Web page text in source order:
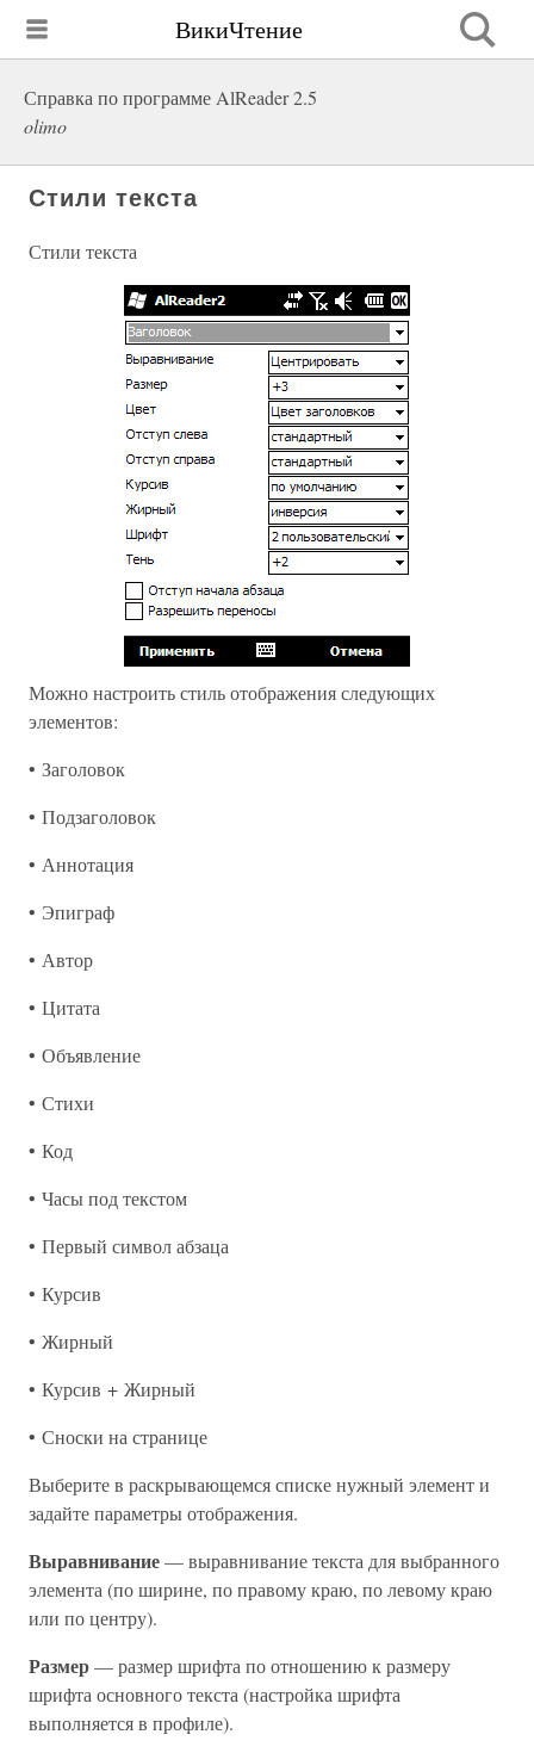
ВикиЧтение
Справка по программе AlReader 2.5
olimo
Стили текста
Стили текста
Можно настроить стиль отображения следующих
элементов:
• Заголовок
• Подзаголовок
• Аннотация
• Эпиграф
• Автор
• Цитата
• Объявление
• Стихи
• Код
• Часы под текстом
• Первый символ абзаца
• Курсив
• Жирный
• Курсив + Жирный
• Сноски на странице
Выберите в раскрывающемся списке нужный элемент и
задайте параметры отображения.
Выравнивание— выравнивание текста для выбранного
элемента (по ширине, по правому краю, по левому краю
или по центру).
Размер— размер шрифта по отношению к размеру
шрифта основного текста (настройка шрифта
выполняется в профиле).